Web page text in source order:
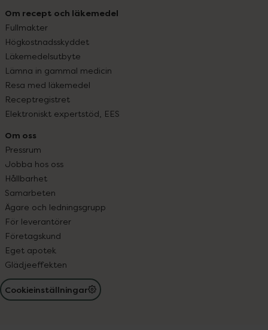
Om recept och läkemedel
Fullmakter
Högkostnadsskyddet
Läkemedelsutbyte
Lämna in gammal medicin
Resa med läkemedel
Receptregistret
Elektroniskt expertstöd, EES
Om oss
Pressrum
Jobba hos oss
Hållbarhet
Samarbeten
Ägare och ledningsgrupp
För leverantörer
Företagskund
Eget apotek
Glädjeeffekten
Cookieinställningar